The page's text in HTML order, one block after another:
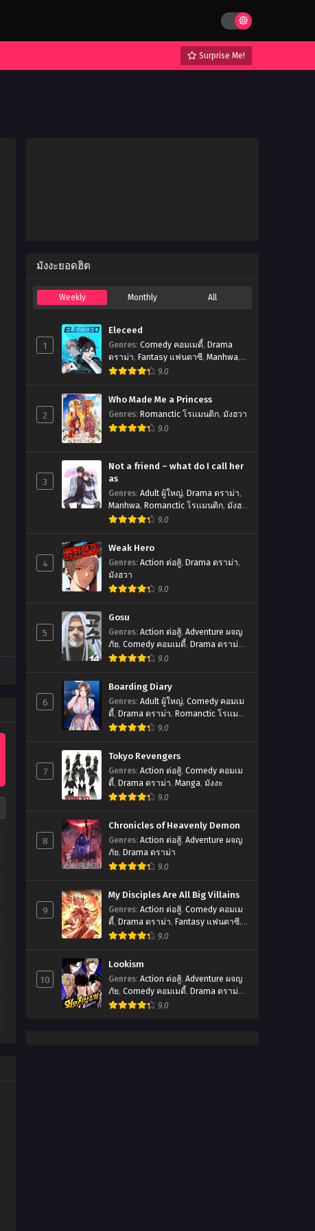
Surprise Me!
มังงะยอดฮิต
Weekly Monthly All
1
Eleceed
Genres: Comedy คอมเมดี้, Drama
ดราม่า, Fantasy แฟนตาซี, Manhwa,
Romanctic โรเเมนติก
9.0
2
Who Made Me a Princess
Genres: Romanctic โรเเมนติก, มังฮวา
9.0
3
Not a friend – what do I call her
as
Genres: Adult ผู้ใหญ่, Drama ดราม่า,
Manhwa, Romanctic โรเเมนติก, มังฮ
วา
9.0
4
Weak Hero
Genres: Action ต่อสู้, Drama ดราม่า,
มังฮวา
9.0
5
Gosu
Genres: Action ต่อสู้, Adventure ผจญ
ภัย, Comedy คอมเมดี้, Drama ดราม่า,
มังฮวา
9.0
6
Boarding Diary
Genres: Adult ผู้ใหญ่, Comedy คอมเม
ดี้, Drama ดราม่า, Romanctic โรเเมน
ติก
9.0
7
Tokyo Revengers
Genres: Action ต่อสู้, Comedy คอมเม
ดี้, Drama ดราม่า, Manga, มังงะ
9.0
8
Chronicles of Heavenly Demon
Genres: Action ต่อสู้, Adventure ผจญ
ภัย, Drama ดราม่า
9.0
9
My Disciples Are All Big Villains
Genres: Action ต่อสู้, Comedy คอมเม
ดี้, Drama ดราม่า, Fantasy แฟนตาซี,
Manhua,มังฮัว9.0
10
Lookism
Genres: Action ต่อสู้, Adventure ผจญ
ภัย, Comedy คอมเมดี้, Drama ดราม่า,
Manhwa,Romanctic โรเเมนติก
9.0